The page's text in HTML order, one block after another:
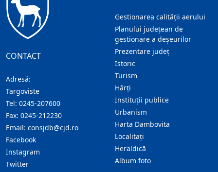
CONTACT
Adresă:
Targoviste
Tel: 0245-207600
Fax: 0245-212230
Email: consjdb@cjd.ro
Facebook
Instagram
Twitter
Gestionarea calității aerului
Planului județean de
gestionare a deșeurilor
Prezentare judeţ
Istoric
Turism
Hărţi
Instituţii publice
Urbanism
Harta Dambovita
Localitaţi
Heraldică
Album foto